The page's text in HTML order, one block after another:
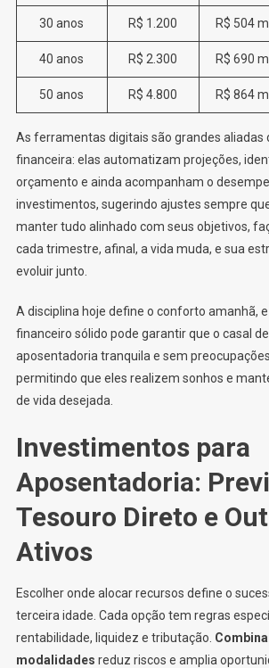
30 anos R$ 1.200 R$ 504
40 anos R$ 2.300 R$ 690
50 anos R$ 4.800 R$ 864
As ferramentas digitais são grandes aliadas
financeira: elas automatizam projeções,
orçamento e ainda acompanham o
investimentos, sugerindo ajustes sempre
manter tudo alinhado com seus objetivos,
cada trimestre, afinal, a vida muda, e sua
evoluir junto.
A disciplina hoje define o conforto amanhã,
financeiro sólido pode garantir que o casal
aposentadoria tranquila e sem
permitindo que eles realizem sonhos e
de vida desejada.
Investimentos para
Aposentadoria:
Tesouro Direto e
Ativos
Escolher onde alocar recursos define o
terceira idade. Cada opção tem regras
rentabilidade, liquidez e tributação.
modalidades reduz riscos e amplia